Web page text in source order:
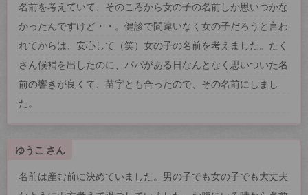
名前を考えていて、そのころから女の子の名前しか思いつかな
かったんですけど・・。健診で間違いなく女の子だろうと言わ
れてからは、安心して（笑）女の子の名前を考えました。たく
さん候補を出したのに、パパがある日なんとなく思いついた名
前の響きが良くて、苗字とも合ったので、その名前にしまし
た。
ゆうこ さん
名前は産む前に決めていました。男の子でも女の子でも大丈夫